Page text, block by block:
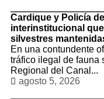
Cardique y Policía
interinstitucional
silvestres
En una contundente
tráfico ilegal de fauna
Regional del Canal...
agosto 5, 2026